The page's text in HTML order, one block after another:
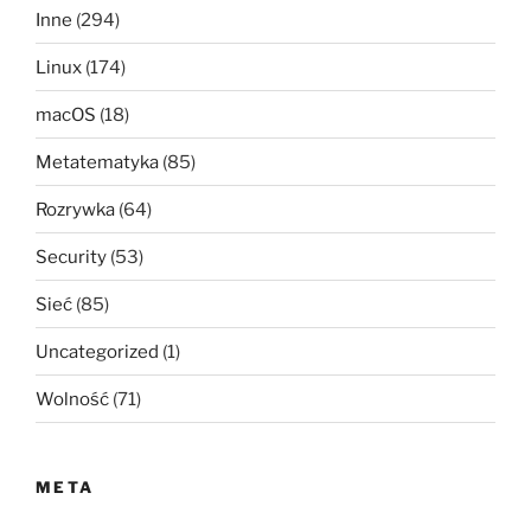
Inne (294)
Linux (174)
macOS (18)
Metatematyka (85)
Rozrywka (64)
Security (53)
Sieć (85)
Uncategorized (1)
Wolność (71)
META